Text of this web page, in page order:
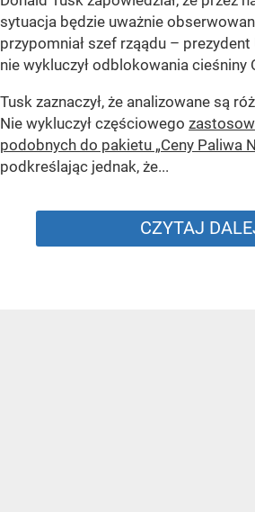
sytuacja będzie uważnie
przypomniał szef rząądu – prezydent
nie wykluczył odblokowania cieśniny
Tusk zaznaczył, że analizowane są
Nie wykluczył częściowego
podobnych do pakietu „Ceny Paliwa
podkreślając jednak, że...
CZYTAJ